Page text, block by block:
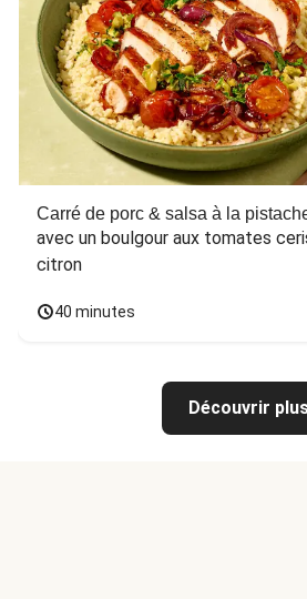
Carré de porc & salsa à la
avec un boulgour aux tomates
citron
40 minutes
Découvrir